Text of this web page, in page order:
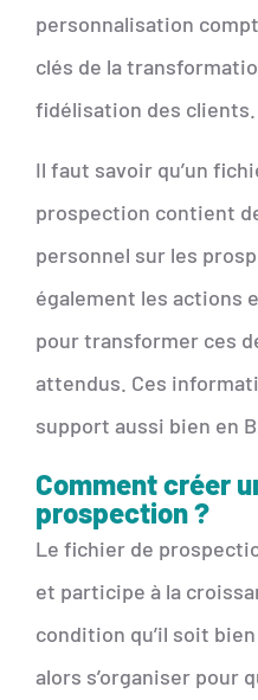
personnalisation
clés de la
fidélisation des clients.
Il faut savoir qu’un
prospection contient
personnel sur les
également les actions
pour transformer ces
attendus. Ces
support aussi bien en
Comment créer
prospection ?
Le fichier de
et participe à la
condition qu’il soit
alors s’organiser pour